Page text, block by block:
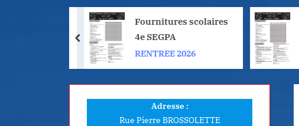
Fournitures scolaires
4e SEGPA
RENTREE 2026
prev
Adresse :
Rue Pierre BROSSOLETTE